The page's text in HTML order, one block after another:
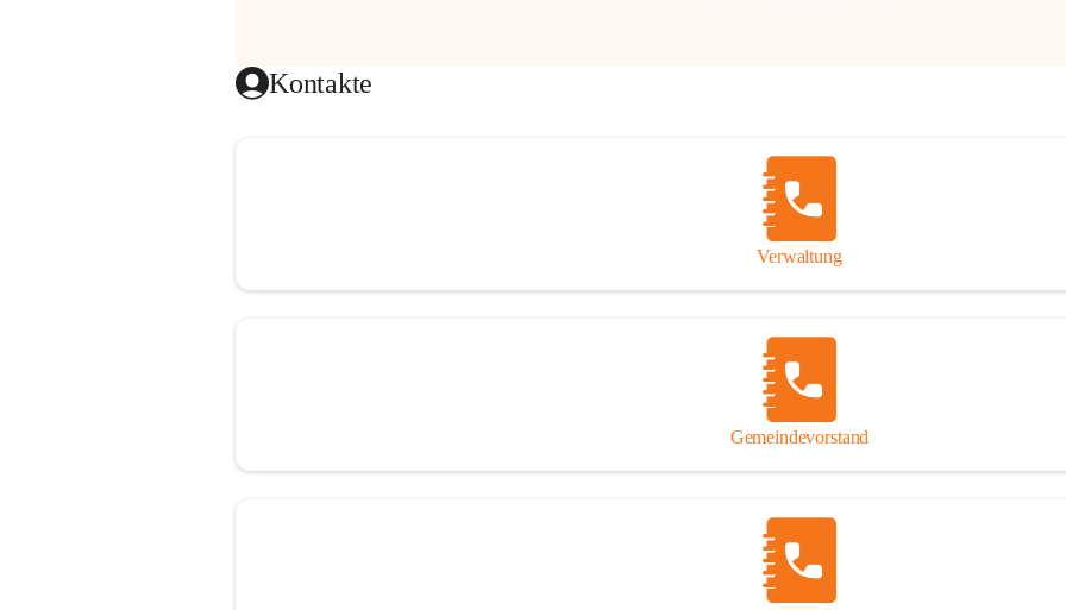
Kontakte
Verwaltung
Gemeindevorstand